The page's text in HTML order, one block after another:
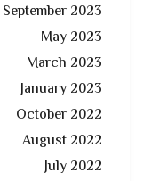
September 2023
May 2023
March 2023
January 2023
October 2022
August 2022
July 2022